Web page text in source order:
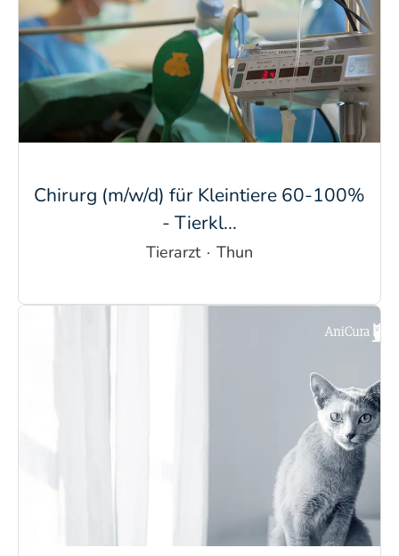
Chirurg (m/w/d) für Kleintiere 60-100%
- Tierkl...
Tierarzt · Thun